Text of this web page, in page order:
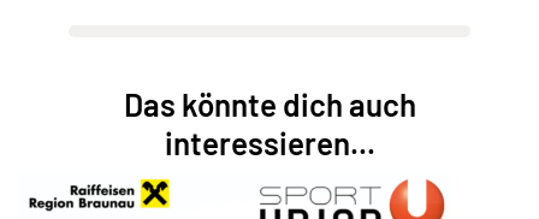
Das könnte dich auch
interessieren...